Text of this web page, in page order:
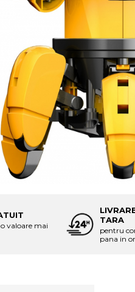
valoare mai
TARA
pentru
pana in